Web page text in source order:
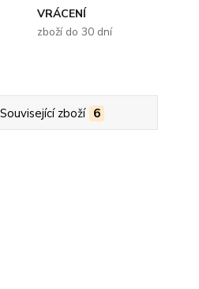
VRÁCENÍ
zboží do 30 dní
Související zboží 6